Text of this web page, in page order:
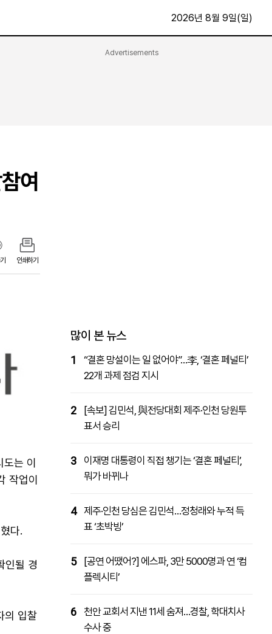
2026년 8월 9일(일)
Advertisements
여
인쇄하기
는 이
작업이
다.
인될 경
의 입찰
많이 본 뉴스
1
“결혼 망설이는 일 없어야”…李, ‘결혼 페널티’
22개 과제 점검 지시
2
[속보] 김민석, 與전당대회 제주·인천 당원투
표서 승리
3
이재명 대통령이 직접 챙기는 ‘결혼 페널티’,
뭐가 바뀌나
4 제주·인천 당심은 김민석…정청래와 누적 득
표 ‘초박빙’
5
[공연 어땠어?] 에스파, 3만 5000명과 연 ‘컴
플렉시티’
6 천안 교회서 지낸 11세 숨져…경찰, 학대치사
수사 중